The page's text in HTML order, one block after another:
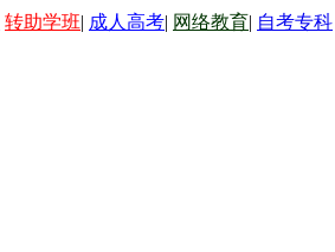
转助学班| 成人高考| 网络教育| 自考专科